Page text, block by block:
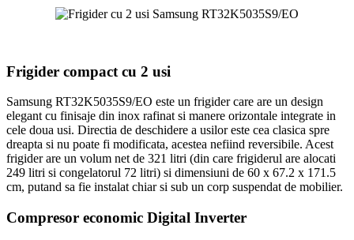
Frigider compact cu 2 usi
Samsung RT32K5035S9/EO este un frigider care are un design
elegant cu finisaje din inox rafinat si manere orizontale integrate in
cele doua usi. Directia de deschidere a usilor este cea clasica spre
dreapta si nu poate fi modificata, acestea nefiind reversibile. Acest
frigider are un volum net de 321 litri (din care frigiderul are alocati
249 litri si congelatorul 72 litri) si dimensiuni de 60 x 67.2 x 171.5
cm, putand sa fie instalat chiar si sub un corp suspendat de mobilier.
Compresor economic Digital Inverter